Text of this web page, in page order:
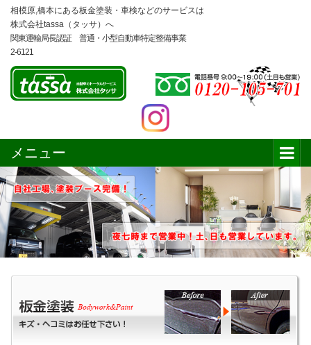
相模原,橋本にある板金塗装・車検などのサービスは
株式会社tassa（タッサ）へ
関東運輸局長認証 普通・小型自動車特定整備事業
2-6121
メニュー